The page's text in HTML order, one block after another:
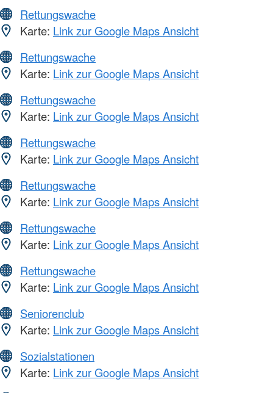
Rettungswache
Karte: Link zur Google Maps Ansicht
Rettungswache
Karte: Link zur Google Maps Ansicht
Rettungswache
Karte: Link zur Google Maps Ansicht
Rettungswache
Karte: Link zur Google Maps Ansicht
Rettungswache
Karte: Link zur Google Maps Ansicht
Rettungswache
Karte: Link zur Google Maps Ansicht
Rettungswache
Karte: Link zur Google Maps Ansicht
Seniorenclub
Karte: Link zur Google Maps Ansicht
Sozialstationen
Karte: Link zur Google Maps Ansicht